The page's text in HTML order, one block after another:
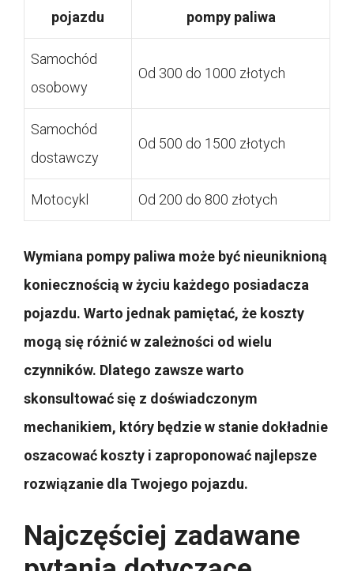
pojazdu pompy paliwa
Samochód
osobowy
Od 300 do 1000 złotych
Samochód
dostawczy
Od 500 do 1500 złotych
Motocykl Od 200 do 800 złotych
Wymiana pompy paliwa może być nieuniknioną
koniecznością w życiu każdego posiadacza
pojazdu. Warto jednak pamiętać, że koszty
mogą się różnić w zależności od wielu
czynników. Dlatego zawsze warto
skonsultować się z doświadczonym
mechanikiem, który będzie w stanie dokładnie
oszacować koszty i zaproponować najlepsze
rozwiązanie dla Twojego pojazdu.
Najczęściej zadawane